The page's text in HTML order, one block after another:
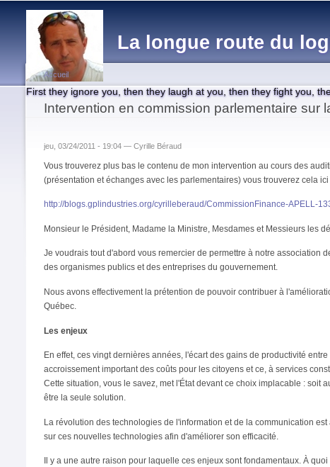
La longue route du
First they ignore you, then they laugh at you, then they fight you,
Main menu
You are here
Accueil
Intervention en commission parlementaire sur
jeu, 03/24/2011 - 19:04 — Cyrille Béraud
Vous trouverez plus bas le contenu de mon intervention au cours des
(présentation et échanges avec les parlementaires) vous trouverez cela ici
http://blogs.gplindustries.org/cyrilleberaud/CommissionFinance-APELL-
Monsieur le Président, Madame la Ministre, Mesdames et Messieurs les
Je voudrais tout d'abord vous remercier de permettre à notre association
des organismes publics et des entreprises du gouvernement.
Nous avons effectivement la prétention de pouvoir contribuer à
Québec.
Les enjeux
En effet, ces vingt dernières années, l'écart des gains de productivité
accroissement important des coûts pour les citoyens et ce, à services
Cette situation, vous le savez, met l'État devant ce choix implacable : soit
être la seule solution.
La révolution des technologies de l'information et de la communication
sur ces nouvelles technologies afin d'améliorer son efficacité.
Il y a une autre raison pour laquelle ces enjeux sont fondamentaux. À